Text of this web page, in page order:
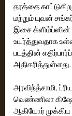
தரத்தை
மற்றும் யுவன்
இசை க்ளிம்ப்ஸின்
உயர்த்துவதாக
படத்தின்
அதிகரித்துள்ளது.
அரவிந்த்சாமி,
வெண்ணிலா
ஆகியோர் முக்கிய